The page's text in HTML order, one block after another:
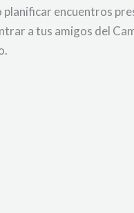
encuentros
a tus amigos del